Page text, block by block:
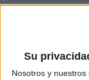
Su
Nosotros y nuestros